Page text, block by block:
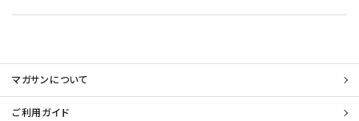
マガサンについて
ご利用ガイド